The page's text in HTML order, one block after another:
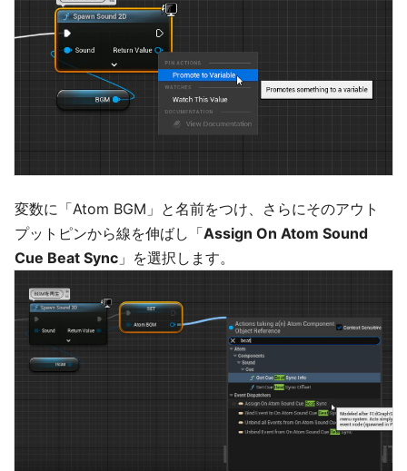
変数に「Atom BGM」と名前をつけ、さらにそのアウト
プットピンから線を伸ばし「Assign On Atom Sound
Cue Beat Sync 」を選択します。